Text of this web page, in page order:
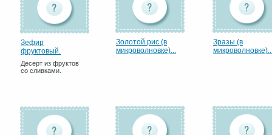
Зефир
фруктовый.
Десерт из фруктов
со сливками.
Золотой рис (в
микроволновке)...
Зразы (в